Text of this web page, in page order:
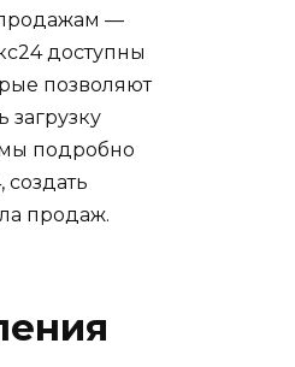
—
доступны
позволяют
загрузку
подробно
продаж.